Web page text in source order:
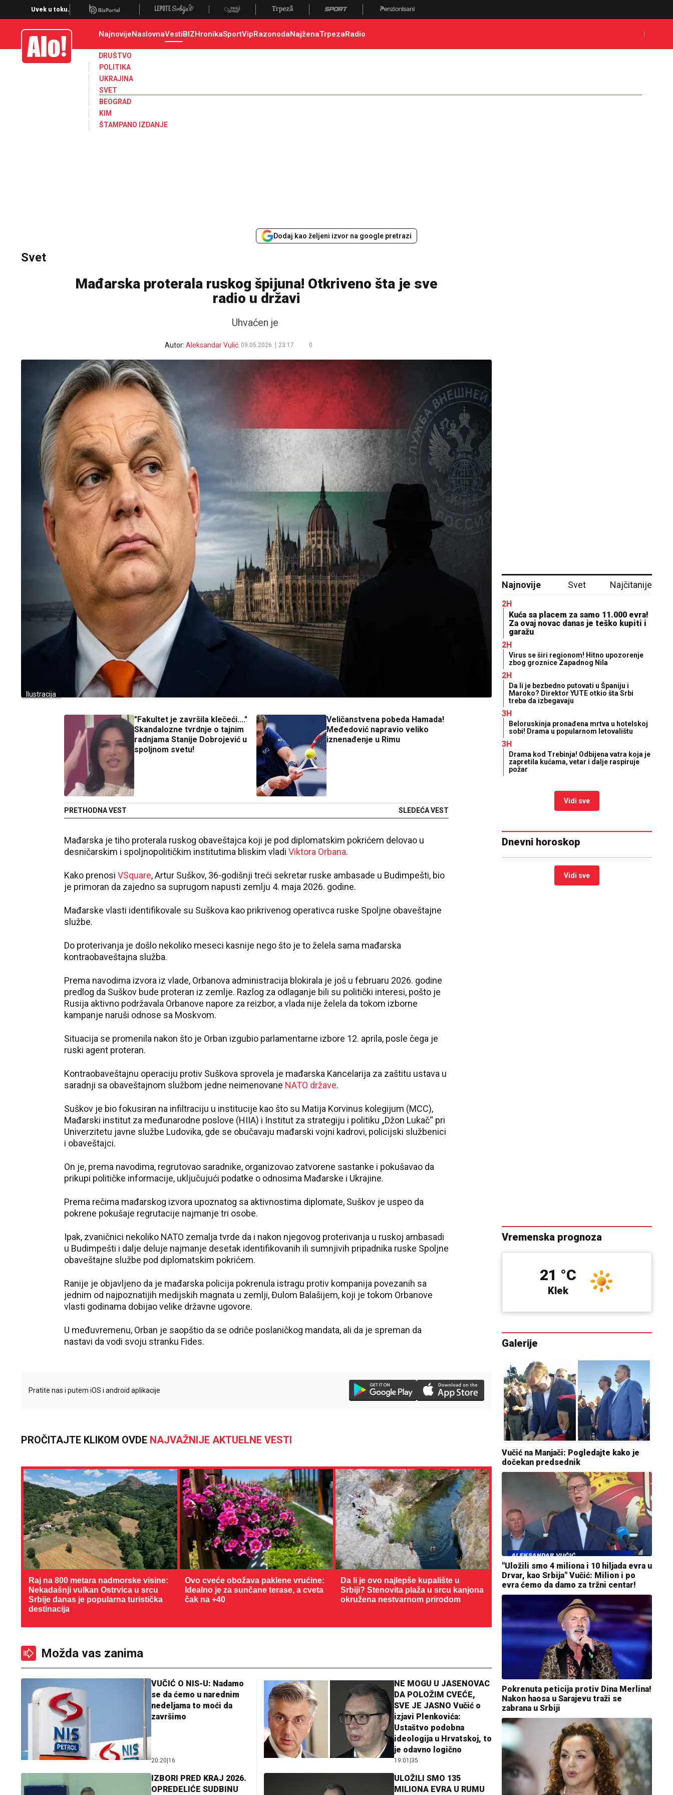
Svet, Ruske vesti, Planeta, Region
Uvek u toku.
Alo NajnovijeNaslovnaVestiBIZHronikaSportVipRazonodaNajženaTrpezaRadio
DRUŠTVO
POLITIKA
UKRAJINA
SVET
BEOGRAD
KIM
ŠTAMPANO IZDANJE
Dodaj kao željeni izvor na google pretrazi
Svet
Mađarska proterala ruskog špijuna! Otkriveno šta je sve
radio u državi
Uhvaćen je
Autor: Aleksandar Vulić 09.05.2026. 23:17 0
Ilustracija
"Fakultet je završila klečeći...."
Skandalozne tvrdnje o tajnim
radnjama Stanije Dobrojević u
spoljnom svetu!
PRETHODNA VEST
Veličanstvena pobeda Hamada!
Međedović napravio veliko
iznenađenje u Rimu
SLEDEĆA VEST
Mađarska je tiho proterala ruskog obaveštajca koji je pod diplomatskim pokrićem delovao u
desničarskim i spoljnopolitičkim institutima bliskim vladi Viktora Orbana.
Kako prenosi VSquare, Artur Suškov, 36-godišnji treći sekretar ruske ambasade u Budimpešti, bio
je primoran da zajedno sa suprugom napusti zemlju 4. maja 2026. godine.
Mađarske vlasti identifikovale su Suškova kao prikrivenog operativca ruske Spoljne obaveštajne
službe.
Do proterivanja je došlo nekoliko meseci kasnije nego što je to želela sama mađarska
kontraobaveštajna služba.
Prema navodima izvora iz vlade, Orbanova administracija blokirala je još u februaru 2026. godine
predlog da Suškov bude proteran iz zemlje. Razlog za odlaganje bili su politički interesi, pošto je
Rusija aktivno podržavala Orbanove napore za reizbor, a vlada nije želela da tokom izborne
kampanje naruši odnose sa Moskvom.
Situacija se promenila nakon što je Orban izgubio parlamentarne izbore 12. aprila, posle čega je
ruski agent proteran.
Kontraobaveštajnu operaciju protiv Suškova sprovela je mađarska Kancelarija za zaštitu ustava u
saradnji sa obaveštajnom službom jedne neimenovane NATO države.
Suškov je bio fokusiran na infiltraciju u institucije kao što su Matija Korvinus kolegijum (MCC),
Mađarski institut za međunarodne poslove (HIIA) i Institut za strategiju i politiku „Džon Lukač“ pri
Univerzitetu javne službe Ludovika, gde se obučavaju mađarski vojni kadrovi, policijski službenici
i obaveštajci.
On je, prema navodima, regrutovao saradnike, organizovao zatvorene sastanke i pokušavao da
prikupi političke informacije, uključujući podatke o odnosima Mađarske i Ukrajine.
Prema rečima mađarskog izvora upoznatog sa aktivnostima diplomate, Suškov je uspeo da
pokrene pokušaje regrutacije najmanje tri osobe.
Ipak, zvaničnici nekoliko NATO zemalja tvrde da i nakon njegovog proterivanja u ruskoj ambasadi
u Budimpešti i dalje deluje najmanje desetak identifikovanih ili sumnjivih pripadnika ruske Spoljne
obaveštajne službe pod diplomatskim pokrićem.
Ranije je objavljeno da je mađarska policija pokrenula istragu protiv kompanija povezanih sa
jednim od najpoznatijih medijskih magnata u zemlji, Đulom Balašijem, koji je tokom Orbanove
vlasti godinama dobijao velike državne ugovore.
U međuvremenu, Orban je saopštio da se odriče poslaničkog mandata, ali da je spreman da
nastavi da vodi svoju stranku Fides.
Pratite nas i putem iOS i android aplikacije
PROČITAJTE KLIKOM OVDE NAJVAŽNIJE AKTUELNE VESTI
Raj na 800 metara nadmorske visine:
Nekadašnji vulkan Ostrvica u srcu
Srbije danas je popularna turistička
destinacija
Ovo cveće obožava paklene vrućine:
Idealno je za sunčane terase, a cveta
čak na +40
Da li je ovo najlepše kupalište u
Srbiji? Stenovita plaža u srcu kanjona
okružena nestvarnom prirodom
Možda vas zanima
VUČIĆ O NIS-U: Nadamo
se da ćemo u narednim
nedeljama to moći da
završimo
20:20 16
NE MOGU U JASENOVAC
DA POLOŽIM CVEĆE,
SVE JE JASNO Vučić o
izjavi Plenkovića:
Ustaštvo podobna
ideologija u Hrvatskoj, to
je odavno logično
19:01 35
IZBORI PRED KRAJ 2026.
OPREDELIĆE SUDBINU
ULOŽILI SMO 135
MILIONA EVRA U RUMU
Najnovije Svet Najčitanije
2H
Kuća sa placem za samo 11.000 evra!
Za ovaj novac danas je teško kupiti i
garažu
2H
Virus se širi regionom! Hitno upozorenje
zbog groznice Zapadnog Nila
2H
Da li je bezbedno putovati u Španiju i
Maroko? Direktor YUTE otkio šta Srbi
treba da izbegavaju
3H
Beloruskinja pronađena mrtva u hotelskoj
sobi! Drama u popularnom letovalištu
3H
Drama kod Trebinja! Odbijena vatra koja je
zapretila kućama, vetar i dalje raspiruje
požar
Vidi sve
Dnevni horoskop
Vidi sve
Vremenska prognoza
Beograd
30 °C
Kladovo
23 °C
Kovin
22 °C
Klek
21 °C
Galerije
Vučić na Manjači: Pogledajte kako je
dočekan predsednik
"Uložili smo 4 miliona i 10 hiljada evra u
Drvar, kao Srbija" Vučić: Milion i po
evra ćemo da damo za tržni centar!
Pokrenuta peticija protiv Dina Merlina!
Nakon haosa u Sarajevu traži se
zabrana u Srbiji